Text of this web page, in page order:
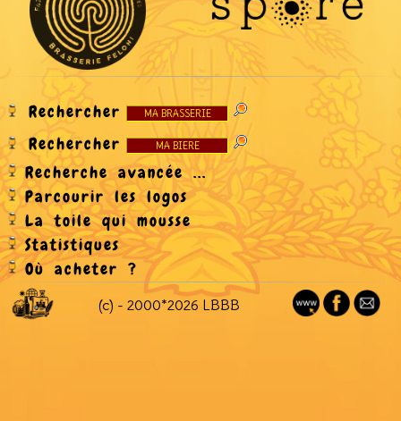
Rechercher
Rechercher
Recherche avancée ...
Parcourir les logos
La toile qui mousse
Statistiques
Où acheter ?
(c) - 2000*2026 LBBB